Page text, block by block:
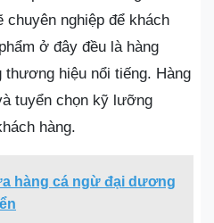
chuyên nghiệp để khách
ở đây đều là hàng
hiệu nổi tiếng. Hàng
tuyển chọn kỹ lưỡng
hàng.
hàng cá ngừ đại dương